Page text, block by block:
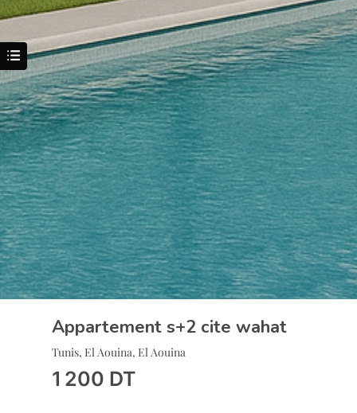
Appartement s+2 cite wahat
Tunis, El Aouina, El Aouina
1 200 DT